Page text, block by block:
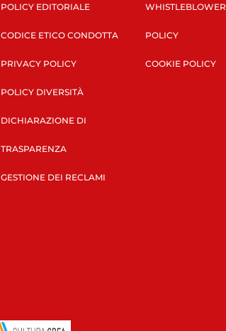
POLICY EDITORIALE
CODICE ETICO CONDOTTA
PRIVACY POLICY
POLICY DIVERSITÀ
DICHIARAZIONE DI
TRASPARENZA
GESTIONE DEI RECLAMI
WHISTLEBLOWER
POLICY
COOKIE POLICY